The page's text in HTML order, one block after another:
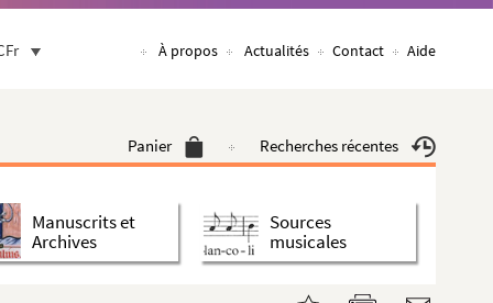
À propos Actualités Contact Aide
Panier Recherches récentes
Manuscrits et
Archives
Sources
musicales